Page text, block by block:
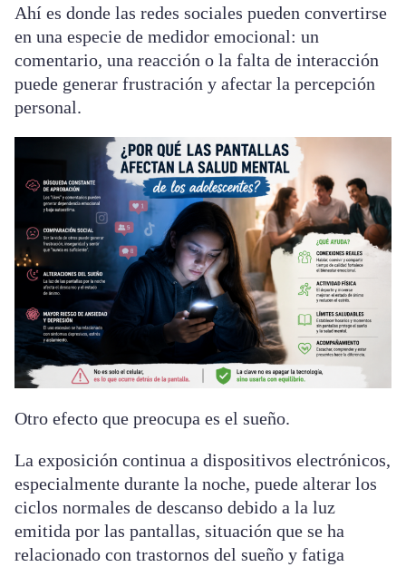
Ahí es donde las redes sociales pueden convertirse
en una especie de medidor emocional: un
comentario, una reacción o la falta de interacción
puede generar frustración y afectar la percepción
personal.
Otro efecto que preocupa es el sueño.
La exposición continua a dispositivos electrónicos,
especialmente durante la noche, puede alterar los
ciclos normales de descanso debido a la luz
emitida por las pantallas, situación que se ha
relacionado con trastornos del sueño y fatiga